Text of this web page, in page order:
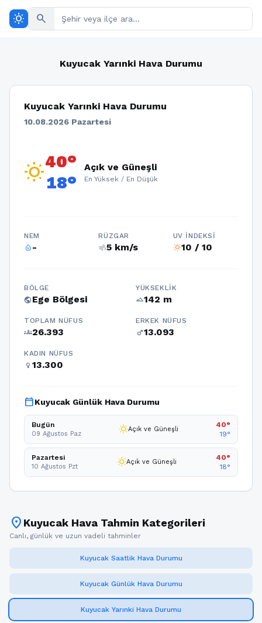
wb_sunny search
Kuyucak Yarınki Hava Durumu
Kuyucak Yarınki Hava Durumu
10.08.2026 Pazartesi
wb_sunny40°
18°
Açık ve Güneşli
En Yüksek / En Düşük
NEM
humidity_percentage-
RÜZGAR
air5 km/s
UV İNDEKSI
wb_sunny10 / 10
BÖLGE
publicEge Bölgesi
YÜKSEKLIK
terrain142 m
TOPLAM NÜFUS
groups26.393
ERKEK NÜFUS
male13.093
KADIN NÜFUS
female 13.300
calendar_todayKuyucak Günlük Hava Durumu
Bugün
09 Ağustos Paz wb_sunnyAçık ve Güneşli
40°
19°
Pazartesi
10 Ağustos Pzt wb_sunnyAçık ve Güneşli
40°
18°
location_on Kuyucak Hava Tahmin Kategorileri
Canlı, günlük ve uzun vadeli tahminler
Kuyucak Saatlik Hava Durumu
Kuyucak Günlük Hava Durumu
Kuyucak Yarınki Hava Durumu